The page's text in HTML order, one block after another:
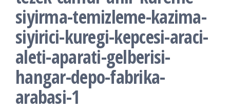
siyirma-temizleme-kazima-
siyirici-kuregi-kepcesi-araci-
aleti-aparati-gelberisi-
hangar-depo-fabrika-
arabasi-1